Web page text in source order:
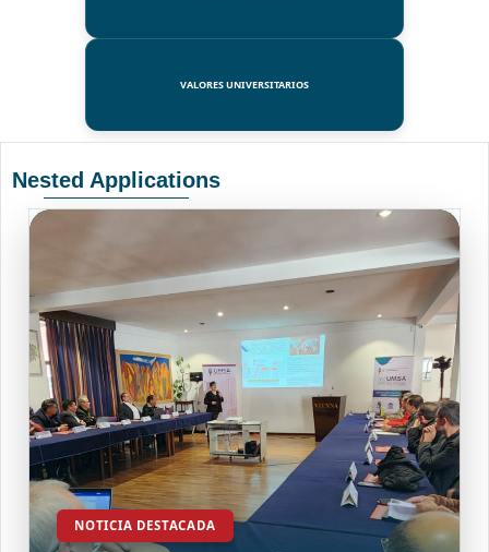
VALORES UNIVERSITARIOS
Nested Applications
NOTICIA DESTACADA